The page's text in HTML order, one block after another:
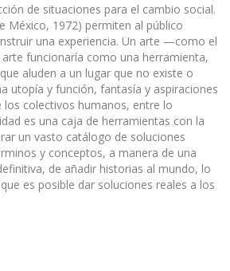
de situaciones para el cambio social.
México, 1972) permiten al público
una experiencia. Un arte —como el
funcionaría como una herramienta,
aluden a un lugar que no existe o
utopía y función, fantasía y aspiraciones
los colectivos humanos, entre lo
es una caja de herramientas con la
un vasto catálogo de soluciones
y conceptos, a manera de una
de añadir historias al mundo, lo
es posible dar soluciones reales a los